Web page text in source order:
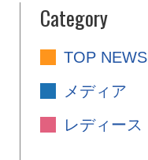
Category
TOP NEWS
メディア
レディース